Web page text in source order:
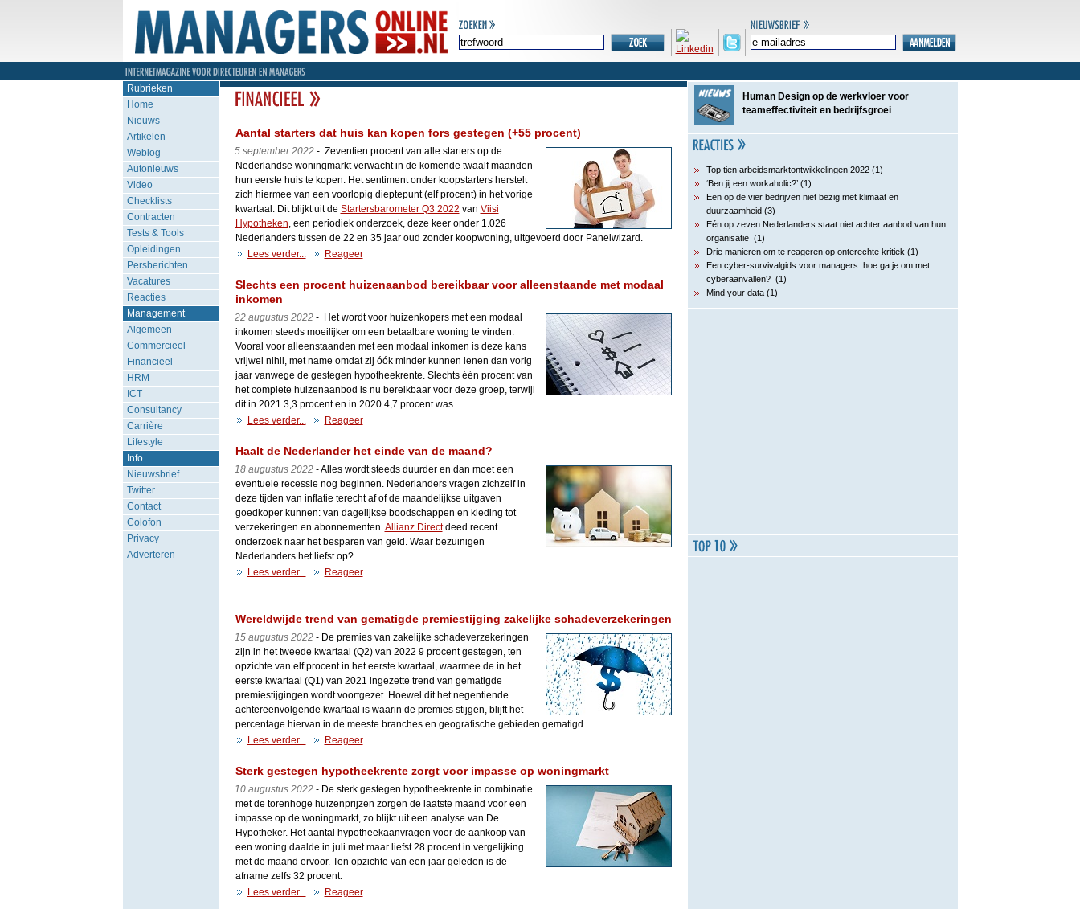
Rubrieken
Home
Nieuws
Artikelen
Weblog
Autonieuws
Video
Checklists
Contracten
Tests & Tools
Opleidingen
Persberichten
Vacatures
Reacties
Management
Algemeen
Commercieel
Financieel
HRM
ICT
Consultancy
Carrière
Lifestyle
Info
Nieuwsbrief
Twitter
Contact
Colofon
Privacy
Adverteren
Aantal starters dat huis kan kopen fors gestegen (+55 procent)
5 september 2022- Zeventien procent van alle starters op de
Nederlandse woningmarkt verwacht in de komende twaalf maanden
hun eerste huis te kopen. Het sentiment onder koopstarters herstelt
zich hiermee van een voorlopig dieptepunt (elf procent) in het vorige
kwartaal. Dit blijkt uit de Startersbarometer Q3 2022 van Viisi
Hypotheken, een periodiek onderzoek, deze keer onder 1.026
Nederlanders tussen de 22 en 35 jaar oud zonder koopwoning, uitgevoerd door Panelwizard.
Lees verder...
Reageer
Slechts een procent huizenaanbod bereikbaar voor alleenstaande met modaal
inkomen
22 augustus 2022- Het wordt voor huizenkopers met een modaal
inkomen steeds moeilijker om een betaalbare woning te vinden.
Vooral voor alleenstaanden met een modaal inkomen is deze kans
vrijwel nihil, met name omdat zij óók minder kunnen lenen dan vorig
jaar vanwege de gestegen hypotheekrente. Slechts één procent van
het complete huizenaanbod is nu bereikbaar voor deze groep, terwijl
dit in 2021 3,3 procent en in 2020 4,7 procent was.
Lees verder...
Reageer
Haalt de Nederlander het einde van de maand?
18 augustus 2022- Alles wordt steeds duurder en dan moet een
eventuele recessie nog beginnen. Nederlanders vragen zichzelf in
deze tijden van inflatie terecht af of de maandelijkse uitgaven
goedkoper kunnen: van dagelijkse boodschappen en kleding tot
verzekeringen en abonnementen.Allianz Directdeed recent
onderzoek naar het besparen van geld. Waar bezuinigen
Nederlanders het liefst op?
Lees verder...
Reageer
Wereldwijde trend van gematigde premiestijging zakelijke schadeverzekeringen
15 augustus 2022- De premies van zakelijke schadeverzekeringen
zijn in het tweede kwartaal (Q2) van 2022 9 procent gestegen, ten
opzichte van elf procent in het eerste kwartaal, waarmee de in het
eerste kwartaal (Q1) van 2021 ingezette trend van gematigde
premiestijgingen wordt voortgezet. Hoewel dit het negentiende
achtereenvolgende kwartaal is waarin de premies stijgen, blijft het
percentage hiervan in de meeste branches en geografische gebieden gematigd.
Lees verder...
Reageer
Sterk gestegen hypotheekrente zorgt voor impasse op woningmarkt
10 augustus 2022- De sterk gestegen hypotheekrente in combinatie
met de torenhoge huizenprijzen zorgen de laatste maand voor een
impasse op de woningmarkt, zo blijkt uit een analyse van De
Hypotheker. Het aantal hypotheekaanvragen voor de aankoop van
een woning daalde in juli met maar liefst 28 procent in vergelijking
met de maand ervoor. Ten opzichte van een jaar geleden is de
afname zelfs 32 procent.
Lees verder...
Reageer
Human Design op de werkvloer voor
teameffectiviteit en bedrijfsgroei
Top tien arbeidsmarktontwikkelingen 2022 (1)
‘Ben jij een workaholic?’ (1)
Een op de vier bedrijven niet bezig met klimaat en
duurzaamheid (3)
Eén op zeven Nederlanders staat niet achter aanbod van hun
organisatie (1)
Drie manieren om te reageren op onterechte kritiek (1)
Een cyber-survivalgids voor managers: hoe ga je om met
cyberaanvallen? (1)
Mind your data (1)